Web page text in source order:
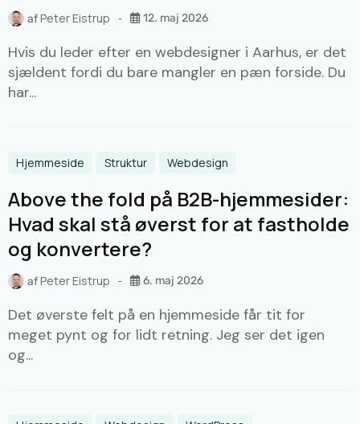
afPeter Eistrup 12. maj 2026
Hvis du leder efter en webdesigner i Aarhus, er det
sjældent fordi du bare mangler en pæn forside. Du
har...
Hjemmeside Struktur Webdesign
Above the fold på B2B-hjemmesider:
Hvad skal stå øverst for at fastholde
og konvertere?
afPeter Eistrup 6. maj 2026
Det øverste felt på en hjemmeside får tit for
meget pynt og for lidt retning. Jeg ser det igen
og...